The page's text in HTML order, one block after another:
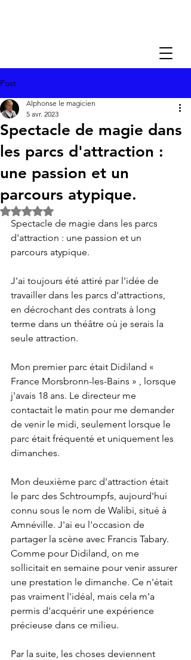
Post
Spectacle de magie dans
les parcs d'attraction :
une passion et un
parcours atypique.
Alphonse le magicien
5 avr. 2023
Noté NaN étoiles sur 5.
Spectacle de magie dans les parcs
d'attraction : une passion et un
parcours atypique.
J'ai toujours été attiré par l'idée de
travailler dans les parcs d'attractions,
en décrochant des contrats à long
terme dans un théâtre où je serais la
seule attraction.
Mon premier parc était Didiland «
France Morsbronn-les-Bains » , lorsque
j'avais 18 ans. Le directeur me
contactait le matin pour me demander
de venir le midi, seulement lorsque le
parc était fréquenté et uniquement les
dimanches.
Mon deuxième parc d'attraction était
le parc des Schtroumpfs, aujourd'hui
connu sous le nom de Walibi, situé à
Amnéville. J'ai eu l'occasion de
partager la scène avec Francis Tabary.
Comme pour Didiland, on me
sollicitait en semaine pour venir assurer
une prestation le dimanche. Ce n'était
pas vraiment l'idéal, mais cela m'a
permis d'acquérir une expérience
précieuse dans ce milieu.
Par la suite, les choses deviennent